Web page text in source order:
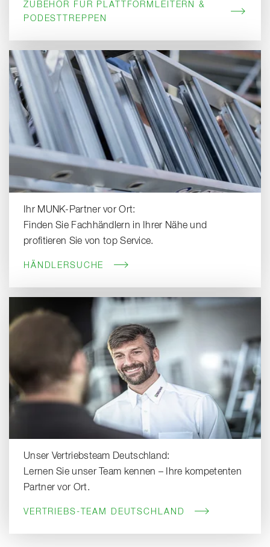
ZUBEHÖR FÜR PLATTFORMLEITERN &
PODESTTREPPEN
Ihr MUNK-Partner vor Ort:
Finden Sie Fachhändlern in Ihrer Nähe und
profitieren Sie von top Service.
HÄNDLERSUCHE
Unser Vertriebsteam Deutschland:
Lernen Sie unser Team kennen – Ihre kompetenten
Partner vor Ort.
VERTRIEBS-TEAM DEUTSCHLAND